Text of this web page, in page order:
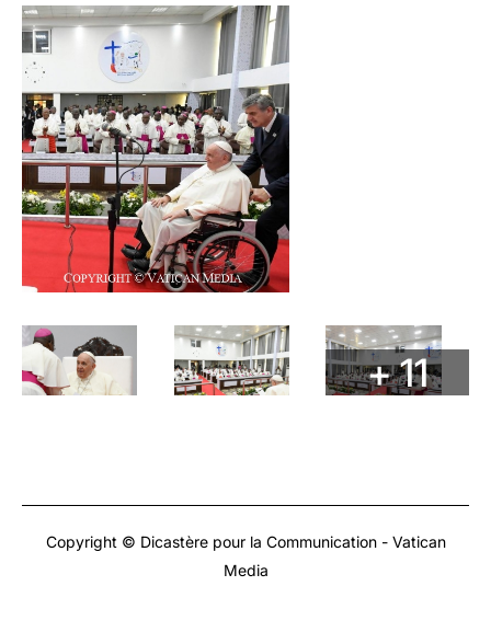
+ 11
Copyright © Dicastère pour la Communication - Vatican
Media